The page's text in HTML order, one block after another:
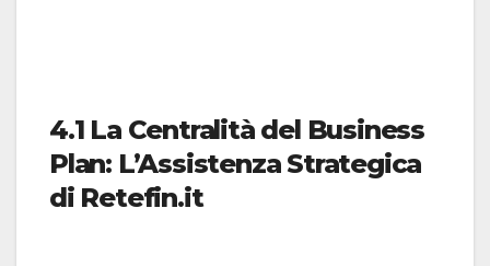
4.1 La Centralità del Business
Plan: L’Assistenza Strategica
di Retefin.it